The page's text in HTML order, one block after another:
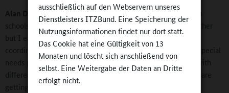
ausschließlich auf den Webservern unseres
Dienstleisters ITZBund. Eine Speicherung der
Nutzungsinformationen findet nur dort statt.
Das Cookie hat eine Gültigkeit von 13
Monaten und löscht sich anschließend von
selbst. Eine Weitergabe der Daten an Dritte
erfolgt nicht.
Alan Dyson:In the beginning I started as a teacher in urban
schools and I taught for 14 years. I did various things as teacher
but I ended up as what we call a "special educational needs
coordinator". That is a teacher in the school responsible for special
needs provision. There are different advantages attributed with
different groups in research. Increasingly in this country we are
getting academics who make their undergraduate and